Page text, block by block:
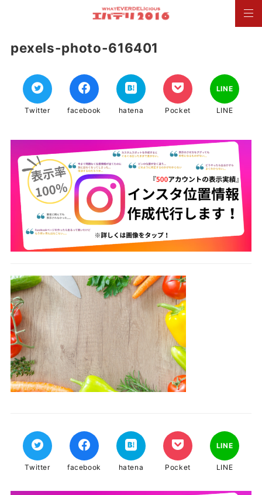
pexels-photo-616401
Twitter facebook hatena Pocket
LINE
LINE
Twitter facebook hatena Pocket
LINE
LINE